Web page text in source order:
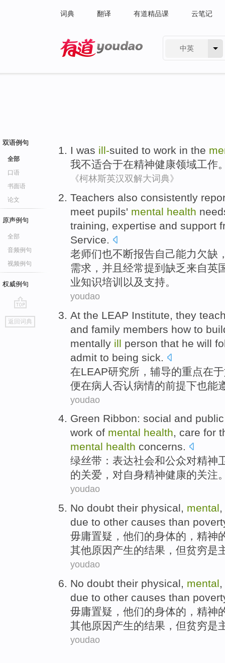
词典 翻译 有道精品课 云笔记
中英
双语例句
全部
口语
书面语
论文
原声例句
全部
音频例句
视频例句
权威例句
go
top
返回词典
I was ill-suited to work in the
我不适合于在精神健康领域工作
《柯林斯英汉双解大词典》
Teachers also consistently
meet pupils' mental health
training, expertise and support
Service.
老师们也不断报告自己能力 欠缺
需求 ， 并且 经常提到 缺乏 来自英
业知识培训 以及 支持。
youdao
At the LEAP Institute , they
and family members how to
mentally ill person that he will
admit to being sick.
在LEAP研究所 ，辅导的重点在于
便在病人否认病情的前提下也能
youdao
Green Ribbon: social and public
work of mental health, care for
mental health concerns.
绿丝带 ： 表达社会和公众对精神
的关爱 ，对自身精神健康的关注
youdao
No doubt their physical, mental
due to other causes than
毋庸置疑， 他们的身体的， 精神
其他原因产生的结果， 但贫穷是
youdao
No doubt their physical, mental
due to other causes than
毋庸置疑， 他们的身体的， 精神
其他原因产生的结果， 但贫穷是
youdao